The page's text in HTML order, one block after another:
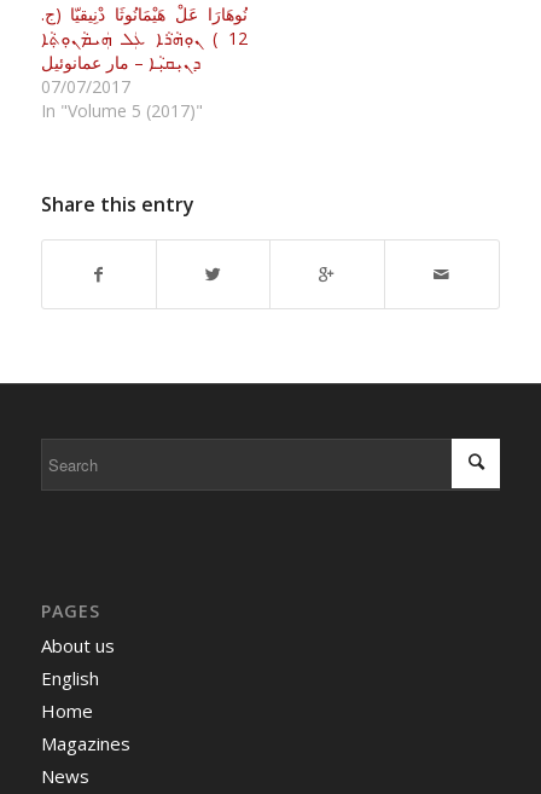
نُوهَارَا عَلْ هَيْمَانُوثَا دْنِيقيّا (ج.
12 ) ܢܘܼܗܵܪܵܐ ܥܲܠ ܗܲܝܡܵܢܘܼܬ݂ܵܐ
ܕܢܝܼܩܝܼܵܐ – مار عمانوئيل
07/07/2017
In "Volume 5 (2017)"
Share this entry
PAGES
About us
English
Home
Magazines
News